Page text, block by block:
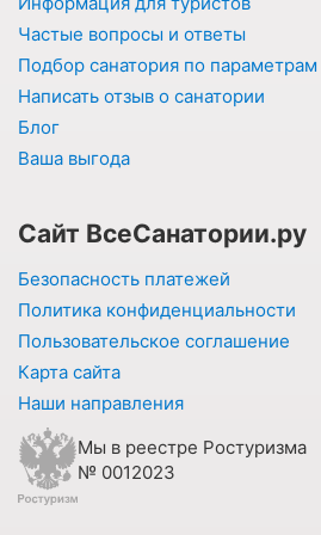
Частые вопросы и ответы
Подбор санатория по параметрам
Написать отзыв о санатории
Блог
Ваша выгода
Сайт ВсеСанатории.ру
Безопасность платежей
Политика конфиденциальности
Пользовательское соглашение
Карта сайта
Наши направления
Мы в реестре Ростуризма
№ 0012023